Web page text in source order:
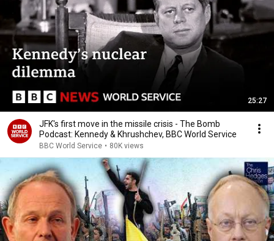
25:27
JFK's first move in the missile crisis - The Bomb
Podcast: Kennedy & Khrushchev, BBC World Service
BBC World Service • 80K views